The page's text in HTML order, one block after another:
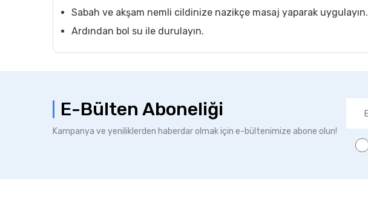
Sabah ve akşam nemli cildinize nazikçe masaj yaparak uygulayın.
Ardından bol su ile durulayın.
E-Bülten Aboneliği
Kampanya ve yeniliklerden haberdar olmak için e-bültenimize abone olun!